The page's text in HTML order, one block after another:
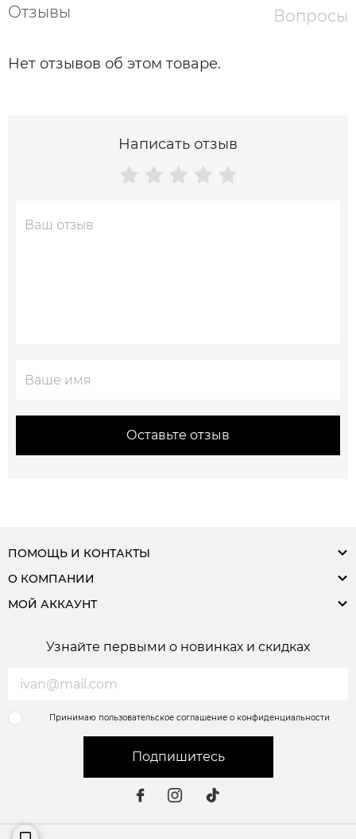
Отзывы Вопросы
Нет отзывов об этом товаре.
Написать отзыв
Оставьте отзыв
ПОМОЩЬ И КОНТАКТЫ
О КОМПАНИИ
МОЙ АККАУНТ
Узнайте первыми о новинках и скидках
Принимаю пользовательское соглашение о конфиденциальности
Подпишитесь